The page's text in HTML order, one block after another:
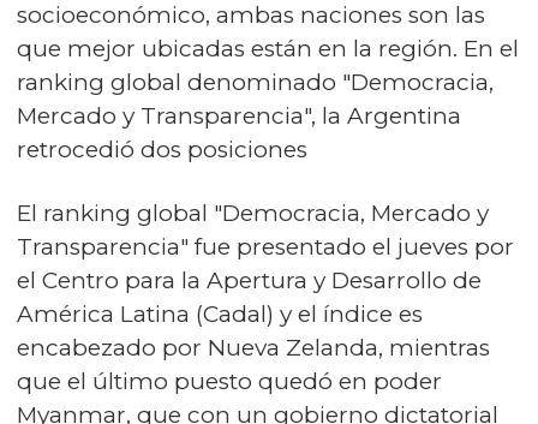
socioeconómico, ambas naciones son las
que mejor ubicadas están en la región. En el
ranking global denominado "Democracia,
Mercado y Transparencia", la Argentina
retrocedió dos posiciones
El ranking global "Democracia, Mercado y
Transparencia" fue presentado el jueves por
el Centro para la Apertura y Desarrollo de
América Latina (Cadal) y el índice es
encabezado por Nueva Zelanda, mientras
que el último puesto quedó en poder
Myanmar, que con un gobierno dictatorial